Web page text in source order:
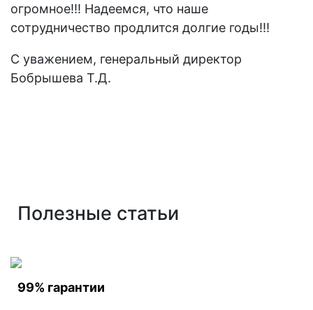
огромное!!! Надеемся, что наше
сотрудничество продлится долгие годы!!!
С уважением, генеральный директор
Бобрышева Т.Д.
Полезные статьи
99% гарантии